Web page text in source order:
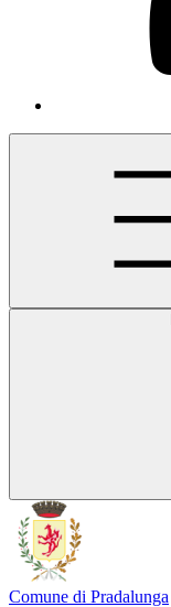
Comune di Pradalunga